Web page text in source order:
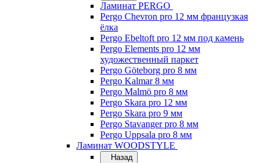
Ламинат PERGO
Pergo Chevron pro 12 мм французкая
ёлка
Pergo Ebeltoft pro 12 мм под камень
Pergo Elements pro 12 мм
художественный паркет
Pergo Göteborg pro 8 мм
Pergo Kalmar 8 мм
Pergo Malmö pro 8 мм
Pergo Skara pro 12 мм
Pergo Skara pro 9 мм
Pergo Stavanger pro 8 мм
Pergo Uppsala pro 8 мм
Ламинат WOODSTYLE
Назад